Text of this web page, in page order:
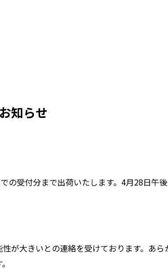
知らせ
の受付分まで出荷いたします。4月28日午
が大きいとの連絡を受けております。あ